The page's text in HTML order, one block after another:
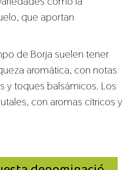
que aportan
de Borja suelen tener
aromática, con notas
y toques balsámicos. Los
con aromas cítricos y